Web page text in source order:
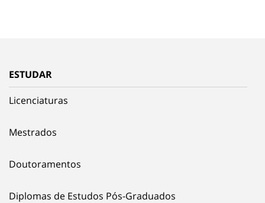
ESTUDAR
Licenciaturas
Mestrados
Doutoramentos
Diplomas de Estudos Pós-Graduados